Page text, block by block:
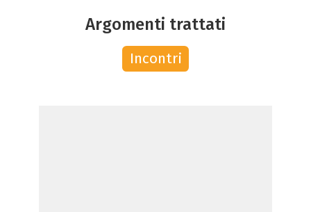
Argomenti trattati
Incontri